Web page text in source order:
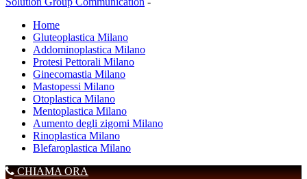
Home
Gluteoplastica Milano
Addominoplastica Milano
Protesi Pettorali Milano
Ginecomastia Milano
Mastopessi Milano
Otoplastica Milano
Mentoplastica Milano
Aumento degli zigomi Milano
Rinoplastica Milano
Blefaroplastica Milano
CHIAMA ORA